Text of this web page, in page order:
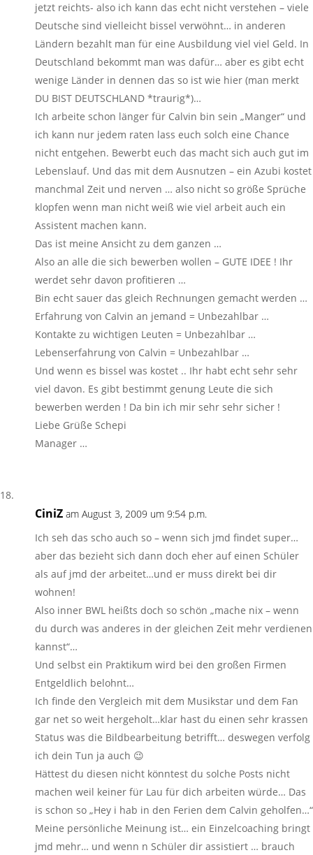
jetzt reichts- also ich kann das echt nicht verstehen – viele
Deutsche sind vielleicht bissel verwöhnt… in anderen
Ländern bezahlt man für eine Ausbildung viel viel Geld. In
Deutschland bekommt man was dafür… aber es gibt echt
wenige Länder in dennen das so ist wie hier (man merkt
DU BIST DEUTSCHLAND *traurig*)…
Ich arbeite schon länger für Calvin bin sein „Manger“ und
ich kann nur jedem raten lass euch solch eine Chance
nicht entgehen. Bewerbt euch das macht sich auch gut im
Lebenslauf. Und das mit dem Ausnutzen – ein Azubi kostet
manchmal Zeit und nerven … also nicht so größe Sprüche
klopfen wenn man nicht weiß wie viel arbeit auch ein
Assistent machen kann.
Das ist meine Ansicht zu dem ganzen …
Also an alle die sich bewerben wollen – GUTE IDEE ! Ihr
werdet sehr davon profitieren …
Bin echt sauer das gleich Rechnungen gemacht werden …
Erfahrung von Calvin an jemand = Unbezahlbar …
Kontakte zu wichtigen Leuten = Unbezahlbar …
Lebenserfahrung von Calvin = Unbezahlbar …
Und wenn es bissel was kostet .. Ihr habt echt sehr sehr
viel davon. Es gibt bestimmt genung Leute die sich
bewerben werden ! Da bin ich mir sehr sehr sicher !
Liebe Grüße Schepi
Manager …
CiniZ am August 3, 2009 um 9:54 p.m.
Ich seh das scho auch so – wenn sich jmd findet super…
aber das bezieht sich dann doch eher auf einen Schüler
als auf jmd der arbeitet…und er muss direkt bei dir
wohnen!
Also inner BWL heißts doch so schön „mache nix – wenn
du durch was anderes in der gleichen Zeit mehr verdienen
kannst“…
Und selbst ein Praktikum wird bei den großen Firmen
Entgeldlich belohnt…
Ich finde den Vergleich mit dem Musikstar und dem Fan
gar net so weit hergeholt…klar hast du einen sehr krassen
Status was die Bildbearbeitung betrifft… deswegen verfolg
ich dein Tun ja auch 😉
Hättest du diesen nicht könntest du solche Posts nicht
machen weil keiner für Lau für dich arbeiten würde… Das
is schon so „Hey i hab in den Ferien dem Calvin geholfen…“
Meine persönliche Meinung ist… ein Einzelcoaching bringt
jmd mehr… und wenn n Schüler dir assistiert … brauch